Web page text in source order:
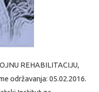
REHABILITACIJU,
održavanja: 05.02.2016.